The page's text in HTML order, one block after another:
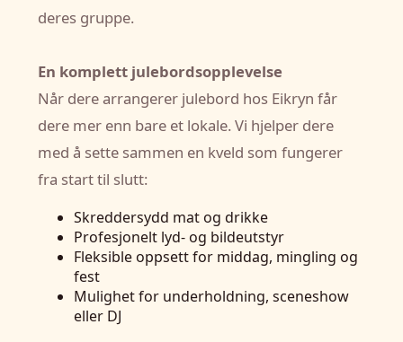
deres gruppe.
En komplett julebordsopplevelse
Når dere arrangerer julebord hos Eikryn får
dere mer enn bare et lokale. Vi hjelper dere
med å sette sammen en kveld som fungerer
fra start til slutt:
Skreddersydd mat og drikke
Profesjonelt lyd- og bildeutstyr
Fleksible oppsett for middag, mingling og
fest
Mulighet for underholdning, sceneshow
eller DJ